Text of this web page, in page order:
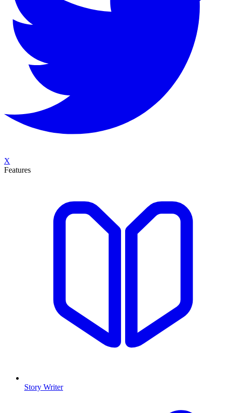
X
Features
Story Writer